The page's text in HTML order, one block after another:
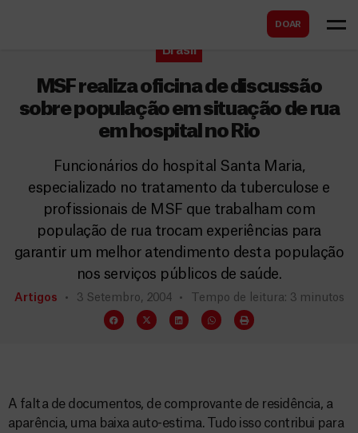
DOAR
r
Brasil
MSF realiza oficina de discussão
sobre população em situação de rua
em hospital no Rio
Funcionários do hospital Santa Maria,
especializado no tratamento da tuberculose e
profissionais de MSF que trabalham com
população de rua trocam experiências para
garantir um melhor atendimento desta população
nos serviços públicos de saúde.
Artigos 3 Setembro, 2004 Tempo de leitura: 3 minutos
A falta de documentos, de comprovante de residência, a
aparência, uma baixa auto-estima. Tudo isso contribui para
s
c
a
r